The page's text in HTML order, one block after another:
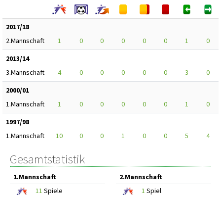
2017/18
2.Mannschaft
1 0 0 0 0 0 1
0
2013/14
3.Mannschaft
4 0 0 0 0 0 3
0
2000/01
1.Mannschaft
1 0 0 0 0 0 1
0
1997/98
1.Mannschaft
10 0 0 1 0 0 5 4
Gesamtstatistik
1.Mannschaft
11 Spiele
2.Mannschaft
1 Spiel